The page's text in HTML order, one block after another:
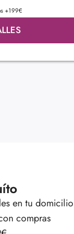
+199€
en tu domicilio
compras